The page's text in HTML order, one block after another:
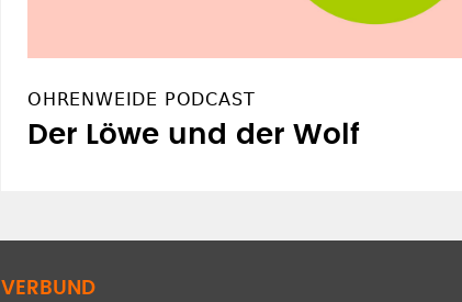
OHRENWEIDE PODCAST
Der Löwe und der Wolf
VERBUND